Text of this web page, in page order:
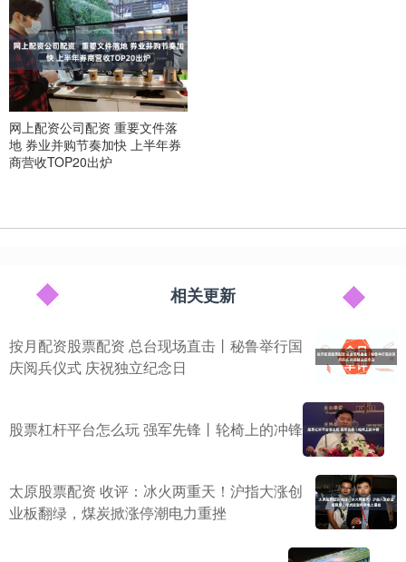
网上配资公司配资 重要文件落
地 券业并购节奏加快 上半年券
商营收TOP20出炉
相关更新
按月配资股票配资 总台现场直击丨秘鲁举行国
庆阅兵仪式 庆祝独立纪念日
股票杠杆平台怎么玩 强军先锋丨轮椅上的冲锋
太原股票配资 收评：冰火两重天！沪指大涨创
业板翻绿，煤炭掀涨停潮电力重挫